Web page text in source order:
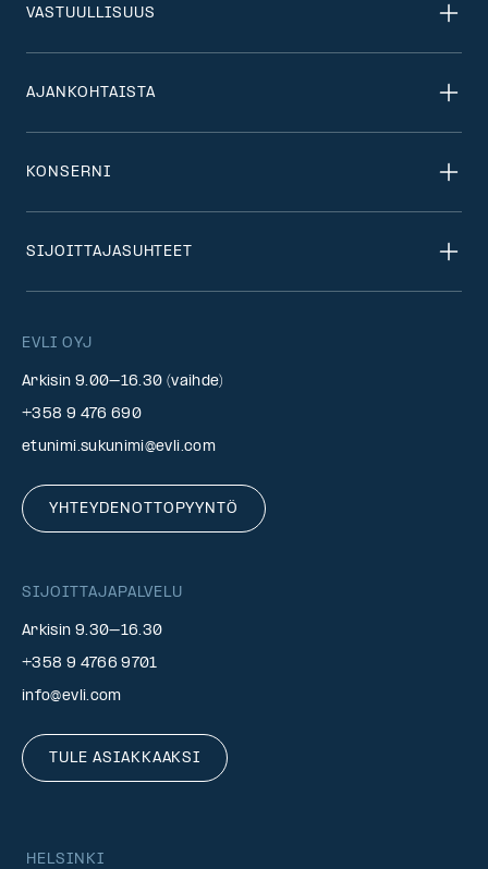
EVLI OYJ
Arkisin 9.00–16.30 (vaihde)
+358 9 476 690
etunimi.sukunimi@evli.com
YHTEYDENOTTOPYYNTÖ
SIJOITTAJAPALVELU
Arkisin 9.30–16.30
+358 9 4766 9701
info@evli.com
TULE ASIAKKAAKSI
VASTUULLISUUS
AJANKOHTAISTA
KONSERNI
SIJOITTAJASUHTEET
HELSINKI